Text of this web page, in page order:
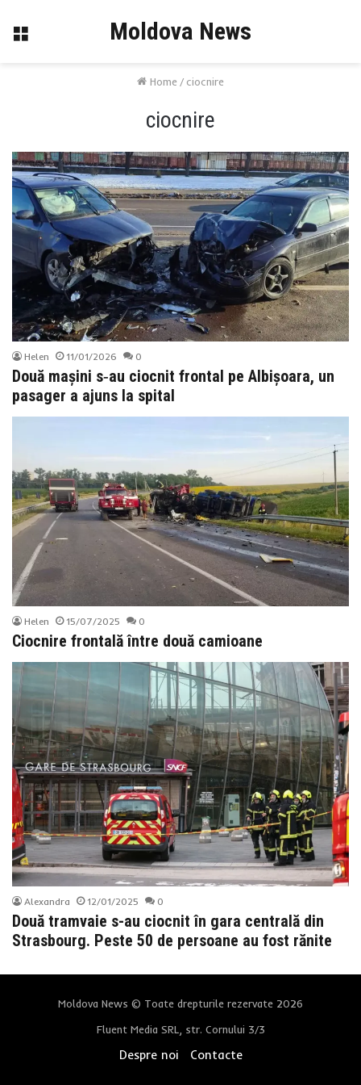
Menu Moldova News
Home / ciocnire
ciocnire
Helen 11/01/2026 0
Două mașini s‑au ciocnit frontal pe Albișoara, un
pasager a ajuns la spital
Helen 15/07/2025 0
Ciocnire frontală între două camioane
Alexandra 12/01/2025 0
Două tramvaie s-au ciocnit în gara centrală din
Strasbourg. Peste 50 de persoane au fost rănite
Moldova News © Toate drepturile rezervate 2026
Fluent Media SRL, str. Cornului 3/3
Despre noi Contacte